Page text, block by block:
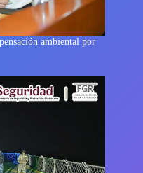
ambiental por